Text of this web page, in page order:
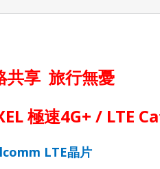
共享 旅行無憂
極速4G+ / LTE
LTE晶片